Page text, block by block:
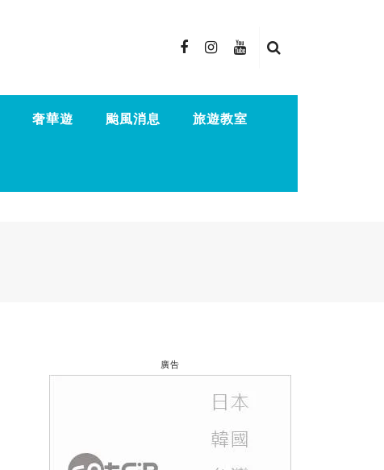
奢華遊 颱風消息 旅遊教室
廣告